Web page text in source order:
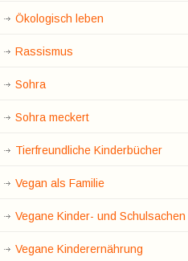
Ökologisch leben
Rassismus
Sohra
Sohra meckert
Tierfreundliche Kinderbücher
Vegan als Familie
Vegane Kinder- und Schulsachen
Vegane Kinderernährung